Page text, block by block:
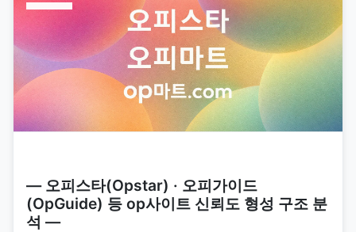
― 오피스타(Opstar) · 오피가이드
(OpGuide) 등 op사이트 신뢰도 형성 구조 분
석 ―